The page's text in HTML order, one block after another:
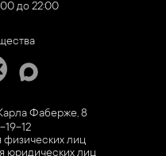
до 22:00
Фаберже, 8
19-12
физических лиц